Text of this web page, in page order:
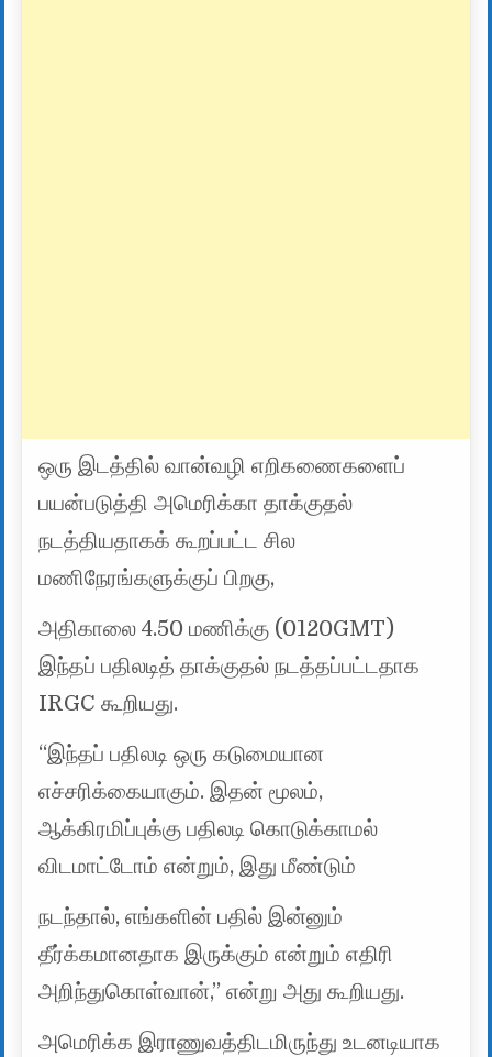
ஒரு இடத்தில் வான்வழி எறிகணைகளைப்
பயன்படுத்தி அமெரிக்கா தாக்குதல்
நடத்தியதாகக் கூறப்பட்ட சில
மணிநேரங்களுக்குப் பிறகு,
அதிகாலை 4.50 மணிக்கு (0120GMT)
இந்தப் பதிலடித் தாக்குதல் நடத்தப்பட்டதாக
IRGC கூறியது.
“இந்தப் பதிலடி ஒரு கடுமையான
எச்சரிக்கையாகும். இதன் மூலம்,
ஆக்கிரமிப்புக்கு பதிலடி கொடுக்காமல்
விடமாட்டோம் என்றும், இது மீண்டும்
நடந்தால், எங்களின் பதில் இன்னும்
தீர்க்கமானதாக இருக்கும் என்றும் எதிரி
அறிந்துகொள்வான்,” என்று அது கூறியது.
அமெரிக்க இராணுவத்திடமிருந்து உடனடியாக